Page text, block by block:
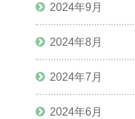
2024年9月
2024年8月
2024年7月
2024年6月